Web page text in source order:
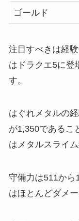
ゴールド
注目すべきは経
はドラクエ5に登
す。
はぐれメタルの
が1,350であるこ
はメタルスライ
守備力は511から
はほとんどダメ